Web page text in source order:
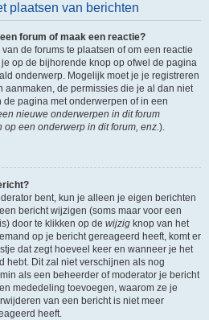
plaatsen van berichten
forum of maak een reactie?
de forums te plaatsen of om een reactie
op de bijhorende knop op ofwel de pagina
onderwerp. Mogelijk moet je je registreren
aanmaken, de permissies die je al dan niet
de pagina met onderwerpen of in een
nieuwe onderwerpen in dit forum
een onderwerp in dit forum, enz.).
bent, kun je alleen je eigen berichten
bericht wijzigen (soms maar voor een
door te klikken op de wijzig knop van het
op je bericht gereageerd heeft, komt er
dat zegt hoeveel keer en wanneer je het
hebt. Dit zal niet verschijnen als nog
als een beheerder of moderator je bericht
mededeling toevoegen, waarom ze je
van een bericht is niet meer
heeft.